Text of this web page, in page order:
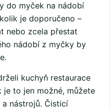
do myček na nádobí
je doporučeno –
nebo zcela přestat
nádobí z myčky by
kuchyň restaurace
to jen možné, můžete
nástrojů. Čisticí